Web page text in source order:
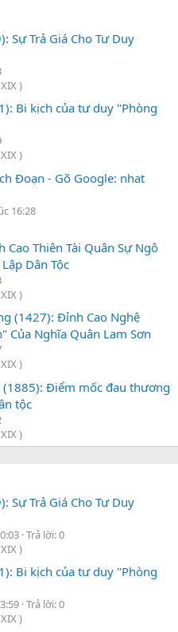
Sự Trả Giá Cho Tư Duy
)
Bi kịch của tư duy "Phòng
)
Đoạn - Gõ Google: nhat
16:28
Thiên Tài Quân Sự Ngô
Dân Tộc
)
(1427): Đỉnh Cao Nghệ
Của Nghĩa Quân Lam Sơn
)
(1885): Điểm mốc đau thương
tộc
)
Sự Trả Giá Cho Tư Duy
Trả lời: 0
)
Bi kịch của tư duy "Phòng
Trả lời: 0
)